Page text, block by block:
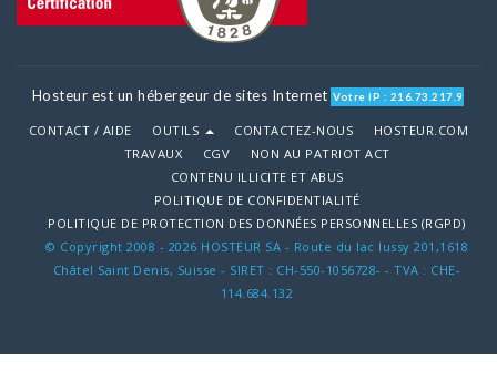
Hosteur est un hébergeur de sites Internet Votre IP : 216.73.217.9
CONTACT / AIDE OUTILS CONTACTEZ-NOUS
HOSTEUR.COM
TRAVAUX
CGV
NON AU PATRIOT ACT
CONTENU ILLICITE ET ABUS
POLITIQUE DE CONFIDENTIALITÉ
POLITIQUE DE PROTECTION DES DONNÉES PERSONNELLES (RGPD)
© Copyright 2008 - 2026 HOSTEUR SA - Route du lac lussy 201,1618
Châtel Saint Denis, Suisse - SIRET : CH-550-1056728- - TVA : CHE-
114.684.132